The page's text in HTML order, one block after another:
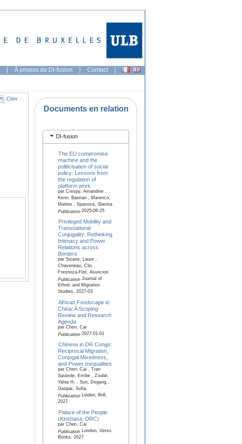
| À propos de DI-fusion | Contact |
Citer
Documents en relation
DI-fusion
The EU compromise
machine and the
politicisation of social
policy: Lessons from
the regulation of
platform work
par Crespy, Amandine ,
Kenn, Bastian , Marenco,
Matteo , Spasova, Slavina
Publication2025-06-25
Privileged Mobility and
Transnational
Conjugality: Rethinking
Intimacy and Power
Relations across
Borders
par Sizaire, Laure ,
Chaveneau, Clio ,
Fresnoza-Flot, Asuncion
PublicationJournal of
Ethnic and Migration
Studies, 2027-03
African Foodscape in
China: A Scoping
Review and Research
Agenda
par Chen, Cai
Publication2027-01-01
Chinese in DR Congo:
Reciprocal Migration,
Conjugal Mixedness,
and Power Inequalities
par Chen, Cai , Tran
Sautede, Emilie , Zoubir,
Yahia H. , Sun, Degang ,
Gaspar, Sofia
PublicationLeiden, Brill,
2027
Palace of the People
(Kinshasa, DRC)
par Chen, Cai
PublicationLondon, Verso
Books, 2027